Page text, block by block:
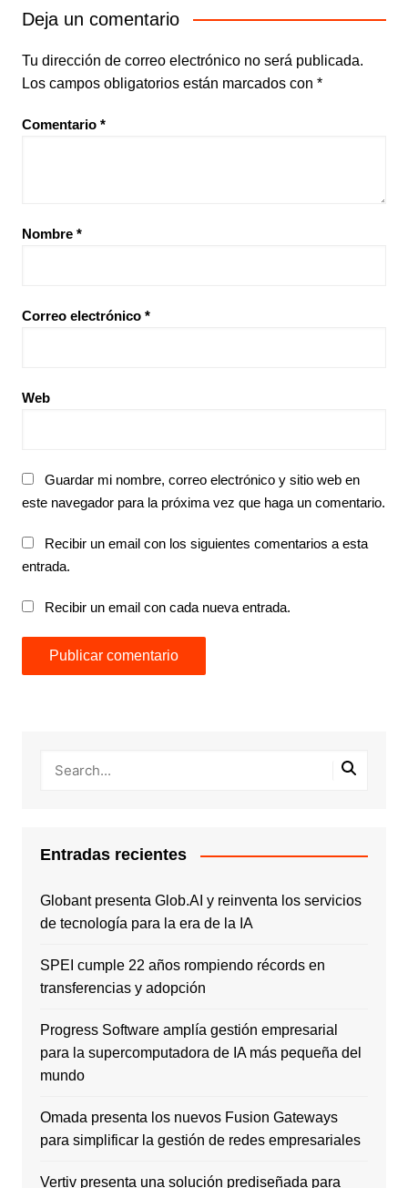
Deja un comentario
Tu dirección de correo electrónico no será publicada.
Los campos obligatorios están marcados con *
Comentario *
Nombre *
Correo electrónico *
Web
Guardar mi nombre, correo electrónico y sitio web en
este navegador para la próxima vez que haga un comentario.
Recibir un email con los siguientes comentarios a esta
entrada.
Recibir un email con cada nueva entrada.
Entradas recientes
Globant presenta Glob.AI y reinventa los servicios
de tecnología para la era de la IA
SPEI cumple 22 años rompiendo récords en
transferencias y adopción
Progress Software amplía gestión empresarial
para la supercomputadora de IA más pequeña del
mundo
Omada presenta los nuevos Fusion Gateways
para simplificar la gestión de redes empresariales
Vertiv presenta una solución prediseñada para